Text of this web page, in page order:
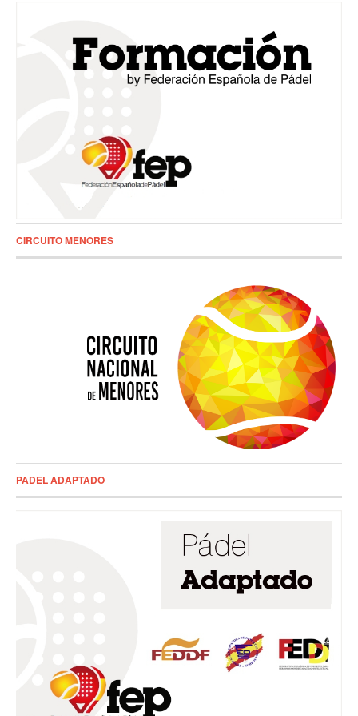
CIRCUITO MENORES
PADEL ADAPTADO